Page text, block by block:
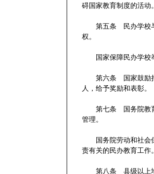
碍国家教育制度的活动
第五条 民办学校与
权。
国家保障民办学校
第六条 国家鼓励捐
人，给予奖励和表彰。
第七条 国务院教育
管理。
国务院劳动和社会保
责有关的民办教育工作
第八条 县级以上地